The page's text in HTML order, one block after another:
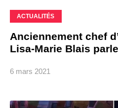
ACTUALITÉS
Anciennement chef
Lisa-Marie Blais
6 mars 2021